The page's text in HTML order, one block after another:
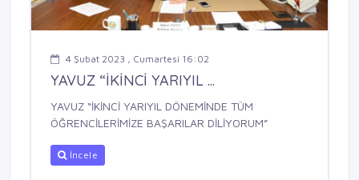
4 Şubat 2023 , Cumartesi 16:02
YAVUZ “İKİNCİ YARIYIL ...
YAVUZ “İKİNCİ YARIYIL DÖNEMİNDE TÜM
ÖĞRENCİLERİMİZE BAŞARILAR DİLİYORUM”
İncele